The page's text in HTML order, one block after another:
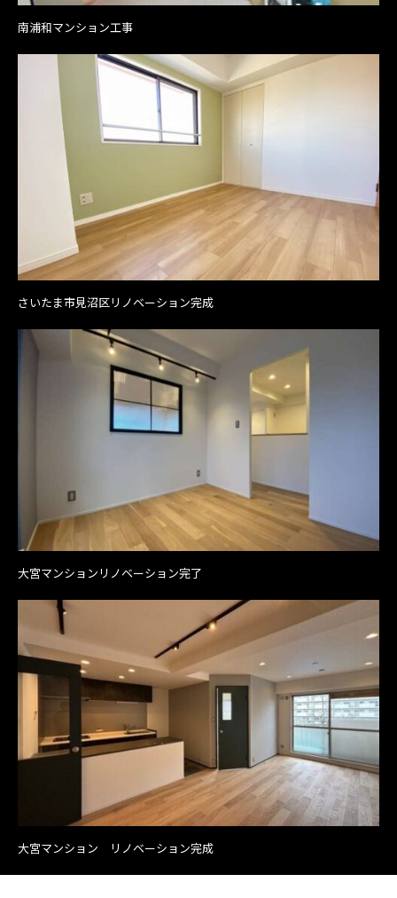
南浦和マンション工事
さいたま市見沼区リノベーション完成
大宮マンションリノベーション完了
大宮マンション リノベーション完成